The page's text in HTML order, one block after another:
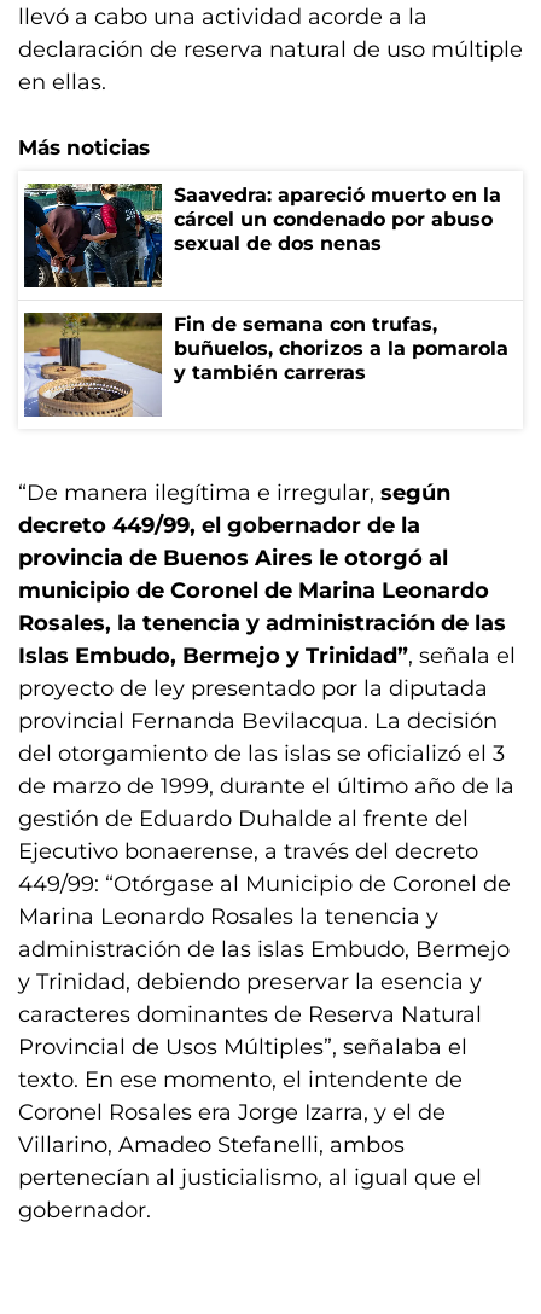
llevó a cabo una actividad acorde a la
declaración de reserva natural de uso múltiple
en ellas.
Más noticias
Saavedra: apareció muerto en la
cárcel un condenado por abuso
sexual de dos nenas
Fin de semana con trufas,
buñuelos, chorizos a la pomarola
y también carreras
“De manera ilegítima e irregular, según
decreto 449/99, el gobernador de la
provincia de Buenos Aires le otorgó al
municipio de Coronel de Marina Leonardo
Rosales, la tenencia y administración de las
Islas Embudo, Bermejo y Trinidad”, señala el
proyecto de ley presentado por la diputada
provincial Fernanda Bevilacqua. La decisión
del otorgamiento de las islas se oficializó el 3
de marzo de 1999, durante el último año de la
gestión de Eduardo Duhalde al frente del
Ejecutivo bonaerense, a través del decreto
449/99: “Otórgase al Municipio de Coronel de
Marina Leonardo Rosales la tenencia y
administración de las islas Embudo, Bermejo
y Trinidad, debiendo preservar la esencia y
caracteres dominantes de Reserva Natural
Provincial de Usos Múltiples”, señalaba el
texto. En ese momento, el intendente de
Coronel Rosales era Jorge Izarra, y el de
Villarino, Amadeo Stefanelli, ambos
pertenecían al justicialismo, al igual que el
gobernador.